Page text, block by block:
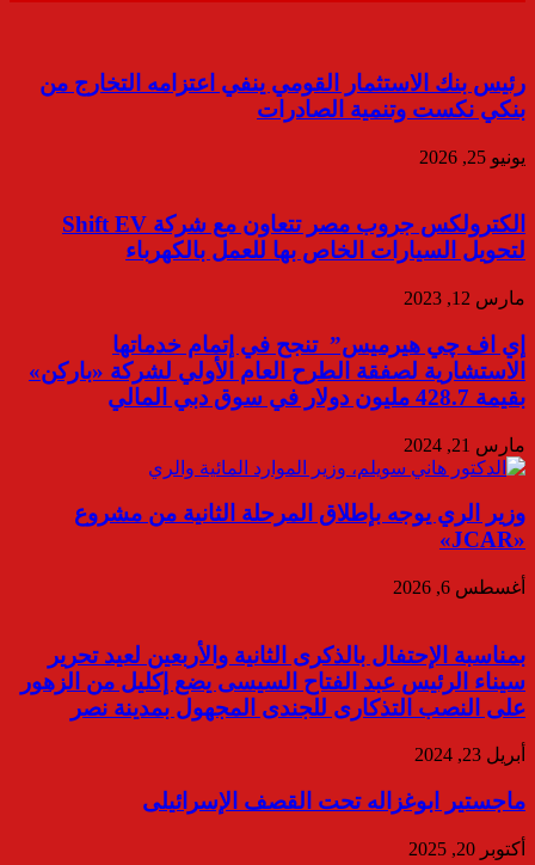
رئيس بنك الاستثمار القومي ينفي اعتزامه التخارج من
بنكي نكست وتنمية الصادرات
يونيو 25, 2026
الكترولكس جروب مصر تتعاون مع شركة Shift EV
لتحويل السيارات الخاص بها للعمل بالكهرباء
مارس 12, 2023
إي اف چي هيرميس” تنجح في إتمام خدماتها
الاستشارية لصفقة الطرح العام الأولي لشركة «باركن»
بقيمة 428.7 مليون دولار في سوق دبي المالي
مارس 21, 2024
وزير الري يوجه بإطلاق المرحلة الثانية من مشروع
«JCAR»
أغسطس 6, 2026
بمناسبة الإحتفال بالذكرى الثانية والأربعين لعيد تحرير
سيناء الرئيس عبد الفتاح السيسى يضع إكليل من الزهور
على النصب التذكارى للجندى المجهول بمدينة نصر
أبريل 23, 2024
ماجستير ابوغزاله تحت القصف الإسرائيلى
أكتوبر 20, 2025